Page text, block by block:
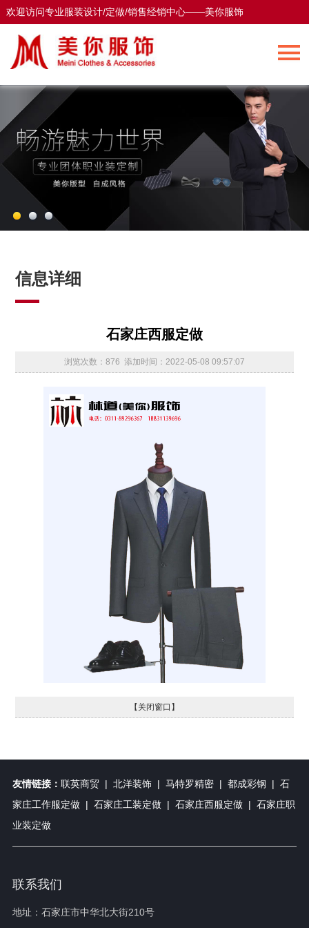
欢迎访问专业服装设计/定做/销售经销中心——美你服饰
欢迎访问专业服装设计/定做/销售经销中心——美你服饰
信息详细
石家庄西服定做
浏览次数：876 添加时间：2022-05-08 09:57:07
【关闭窗口】
友情链接： 联英商贸| 北洋装饰| 马特罗精密| 都成彩钢 | 石
家庄工作服定做| 石家庄工装定做| 石家庄西服定做| 石家庄职
业装定做
联系我们
地址：石家庄市中华北大街210号